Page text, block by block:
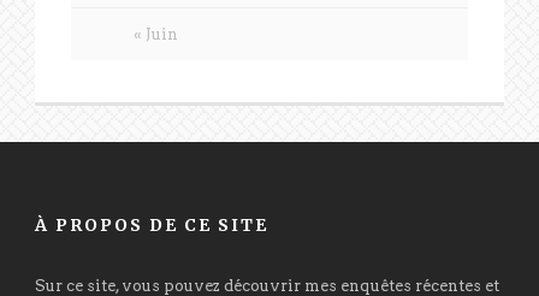
« Juin
À PROPOS DE CE SITE
Sur ce site, vous pouvez découvrir mes enquêtes récentes et